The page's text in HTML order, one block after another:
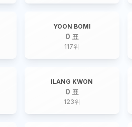
YOON BOMI
0 표
117위
ILANG KWON
0 표
123위